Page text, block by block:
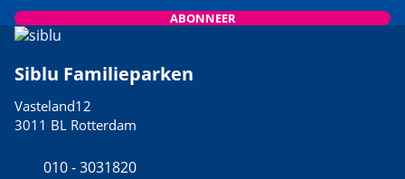
ABONNEER
Siblu Familieparken
Vasteland12
3011 BL Rotterdam
010 - 3031820